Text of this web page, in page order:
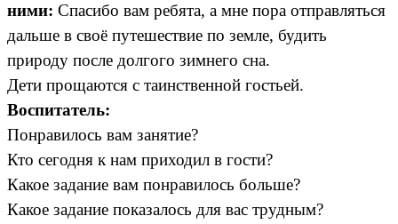
ними: Спасибо вам ребята, а мне пора отправляться
дальше в своё путешествие по земле, будить
природу после долгого зимнего сна.
Дети прощаются с таинственной гостьей.
Воспитатель:
Понравилось вам занятие?
Кто сегодня к нам приходил в гости?
Какое задание вам понравилось больше?
Какое задание показалось для вас трудным?